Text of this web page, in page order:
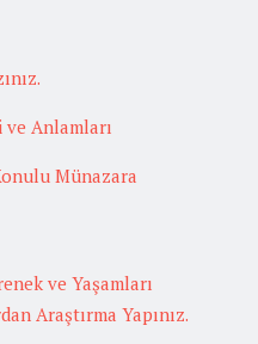
Anlamları
Münazara
ve Yaşamları
Araştırma Yapınız.